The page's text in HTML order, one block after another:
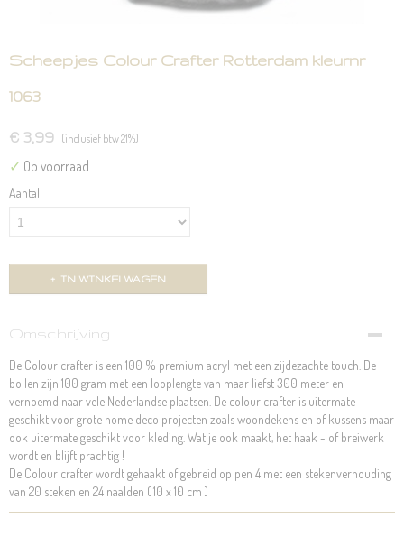
Scheepjes Colour Crafter Rotterdam kleurnr
1063
€ 3,99 (inclusief btw 21%)
✓ Op voorraad
Aantal
IN WINKELWAGEN
Omschrijving
De Colour crafter is een 100 % premium acryl met een zijdezachte touch. De
bollen zijn 100 gram met een looplengte van maar liefst 300 meter en
vernoemd naar vele Nederlandse plaatsen. De colour crafter is uitermate
geschikt voor grote home deco projecten zoals woondekens en of kussens maar
ook uitermate geschikt voor kleding. Wat je ook maakt, het haak - of breiwerk
wordt en blijft prachtig !
De Colour crafter wordt gehaakt of gebreid op pen 4 met een stekenverhouding
van 20 steken en 24 naalden ( 10 x 10 cm )